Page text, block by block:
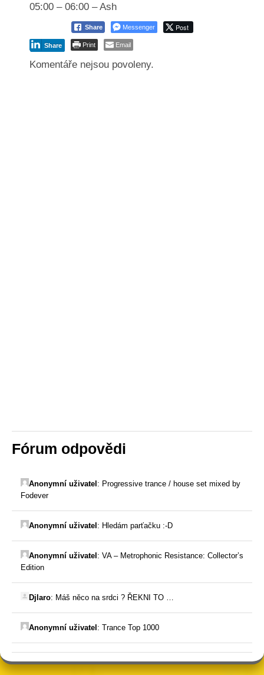
05:00 – 06:00 – Ash
Share Messenger Post
Share Print Email
Komentáře nejsou povoleny.
Fórum odpovědi
Anonymní uživatel : Progressive trance / house set mixed by
Fodever
Anonymní uživatel : Hledám parťačku :-D
Anonymní uživatel : VA – Metrophonic Resistance: Collector’s
Edition
Djlaro: Máš něco na srdci ? ŘEKNI TO …
Anonymní uživatel : Trance Top 1000